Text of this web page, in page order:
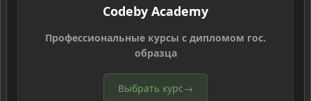
Codeby Academy
Профессиональные курсы с дипломом гос.
образца
Выбрать курс→